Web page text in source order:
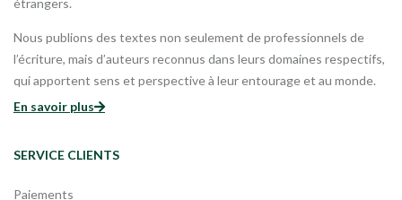
étrangers.
Nous publions des textes non seulement de professionnels de
l’écriture, mais d’auteurs reconnus dans leurs domaines respectifs,
qui apportent sens et perspective à leur entourage et au monde.
En savoir plus
SERVICE CLIENTS
Paiements